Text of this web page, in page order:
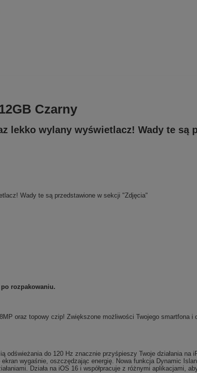
Czarny
lekko wylany wyświetlacz! Wady te są
Wady te są przedstawione w sekcji "Zdjęcia"
rozpakowaniu.
oraz topowy czip! Zwiększone możliwości Twojego smartfona i
odświeżania do 120 Hz znacznie przyśpieszy Twoje działania na
wygaśnie, oszczędzając energię. Nowa funkcja Dynamic
Działa na iOS 16 i współpracuje z różnymi aplikacjami,